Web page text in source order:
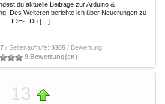
du aktuelle Beiträge zur Arduino &
Des Weiteren berichte ich über Neuerungen zu
IDEs. Du […]
/ Seitenaufrufe: 3365 / Bewertung:
9 Bewertung(en)
13